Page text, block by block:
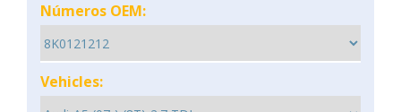
Números OEM:
Vehicles: